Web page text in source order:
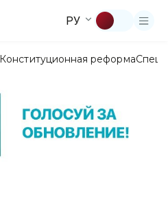
РУ
Конституционная реформа